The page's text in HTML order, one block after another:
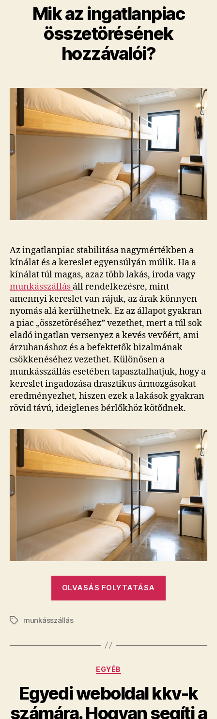
szerepe”
Mik az ingatlanpiac
összetörésének
hozzávalói?
Az ingatlanpiac stabilitása nagymértékben a
kínálat és a kereslet egyensúlyán múlik. Ha a
kínálat túl magas, azaz több lakás, iroda vagy
munkásszállás áll rendelkezésre, mint
amennyi kereslet van rájuk, az árak könnyen
nyomás alá kerülhetnek. Ez az állapot gyakran
a piac „összetöréséhez” vezethet, mert a túl sok
eladó ingatlan versenyez a kevés vevőért, ami
árzuhanáshoz és a befektetők bizalmának
csökkenéséhez vezethet. Különösen a
munkásszállás esetében tapasztalhatjuk, hogy a
kereslet ingadozása drasztikus ármozgásokat
eredményezhet, hiszen ezek a lakások gyakran
rövid távú, ideiglenes bérlőkhöz kötődnek.
OLVASÁS FOLYTATÁSA
Címkékmunkásszállás
Kategóriák
EGYÉB
Egyedi weboldal kkv-k
számára. Hogyan segíti a